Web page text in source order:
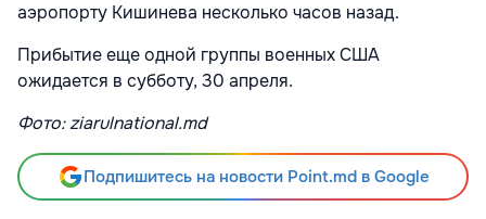
аэропорту Кишинева несколько часов назад.
Прибытие еще одной группы военных США
ожидается в субботу, 30 апреля.
Фото: ziarulnational.md
Подпишитесь на новости Point.md в Google